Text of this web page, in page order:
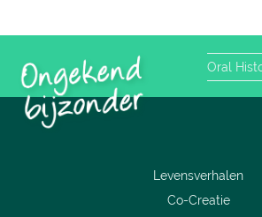
Oral
Levensverhalen
Co-Creatie